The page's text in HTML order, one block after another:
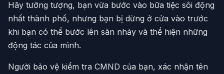
Hãy tưởng tượng, bạn vừa bước vào bữa tiệc sôi động
nhất thành phố, nhưng bạn bị dừng ở cửa vào trước
khi bạn có thể bước lên sàn nhảy và thể hiện những
động tác của mình.
Người bảo vệ kiểm tra CMND của bạn, xác nhận tên